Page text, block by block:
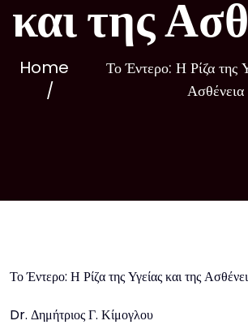
και της
Home
Το Έντερο: Η Ρίζα της
Ασθένεια
Το Έντερο: Η Ρίζα της Υγείας και της
Dr. Δημήτριος Γ. Κίμογλου